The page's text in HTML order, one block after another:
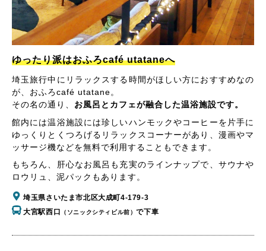
ゆったり派はおふろcafé utataneへ
埼玉旅行中にリラックスする時間がほしい方におすすめなの
が、おふろcafé utatane。
その名の通り、 お風呂とカフェが融合した温浴施設です。
館内には温浴施設には珍しいハンモックやコーヒーを片手に
ゆっくりとくつろげるリラックスコーナーがあり、漫画やマ
ッサージ機などを無料で利用することもできます。
もちろん、肝心なお風呂も充実のラインナップで、サウナや
ロウリュ、泥パックもあります。
埼玉県さいたま市北区大成町4-179-3
大宮駅西口
（ソニックシティビル前）で下車